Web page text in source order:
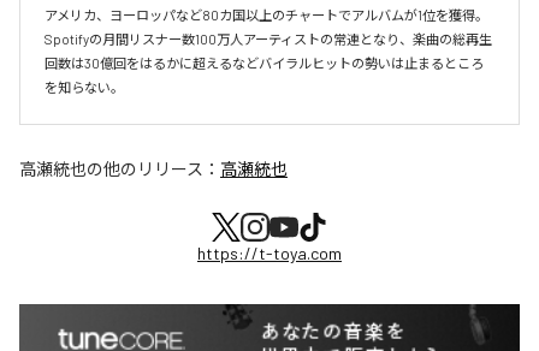
アメリカ、ヨーロッパなど80カ国以上のチャートでアルバムが1位を獲得。
Spotifyの月間リスナー数100万人アーティストの常連となり、楽曲の総再生
回数は30億回をはるかに超えるなどバイラルヒットの勢いは止まるところ
を知らない。
高瀬統也の他のリリース： 高瀬統也
https://t-toya.com